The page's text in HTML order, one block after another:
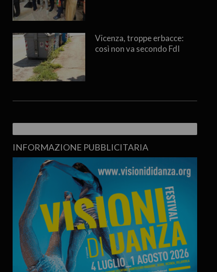
Vicenza, troppe erbacce:
così non va secondo FdI
INFORMAZIONE PUBBLICITARIA